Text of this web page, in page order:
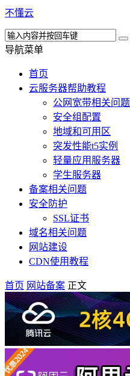
不懂云
导航菜单
首页
云服务器帮助教程
公网宽带相关问题
安全组配置
地域和可用区
突发性能t5实例
轻量应用服务器
学生服务器
备案相关问题
安全防护
SSL证书
域名相关问题
网站建设
CDN使用教程
首页 网站备案 正文